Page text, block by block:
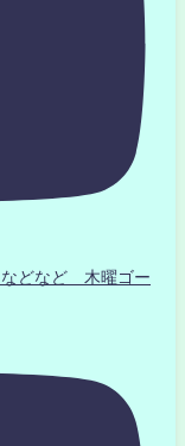
どなど 木曜ゴー